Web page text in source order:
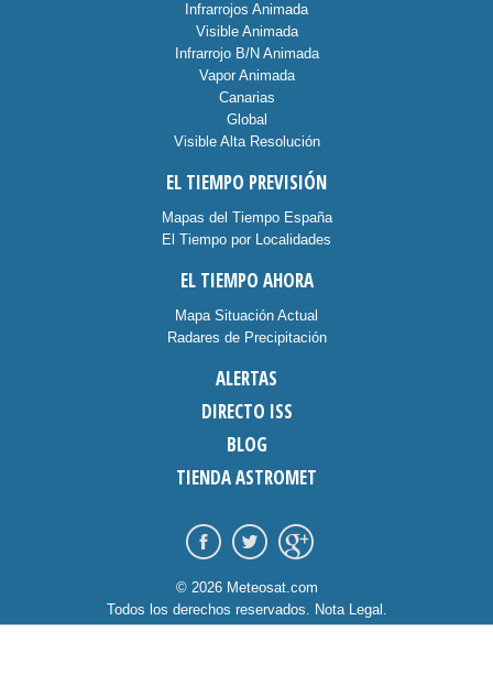
Infrarrojos Animada
Visible Animada
Infrarrojo B/N Animada
Vapor Animada
Canarias
Global
Visible Alta Resolución
EL TIEMPO PREVISIÓN
Mapas del Tiempo España
El Tiempo por Localidades
EL TIEMPO AHORA
Mapa Situación Actual
Radares de Precipitación
ALERTAS
DIRECTO ISS
BLOG
TIENDA ASTROMET
© 2026 Meteosat.com
Todos los derechos reservados. Nota Legal .